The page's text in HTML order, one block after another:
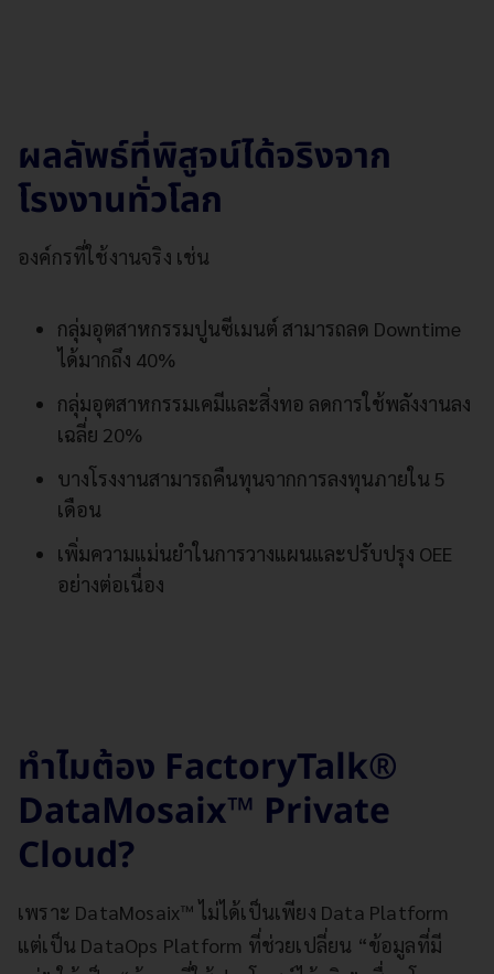
ผลลัพธ์ที่พิสูจน์ได้จริงจาก
โรงงานทั่วโลก
องค์กรที่ใช้งานจริง เช่น
กลุ่มอุตสาหกรรมปูนซีเมนต์ สามารถลด Downtime
ได้มากถึง 40%
กลุ่มอุตสาหกรรมเคมีและสิ่งทอ ลดการใช้พลังงานลง
เฉลี่ย 20%
บางโรงงานสามารถคืนทุนจากการลงทุนภายใน 5
เดือน
เพิ่มความแม่นยำในการวางแผนและปรับปรุง OEE
อย่างต่อเนื่อง
ทำไมต้อง FactoryTalk®
DataMosaix™ Private
Cloud?
เพราะ DataMosaix™ ไม่ได้เป็นเพียง Data Platform
แต่เป็น DataOps Platform ที่ช่วยเปลี่ยน “ข้อมูลที่มี